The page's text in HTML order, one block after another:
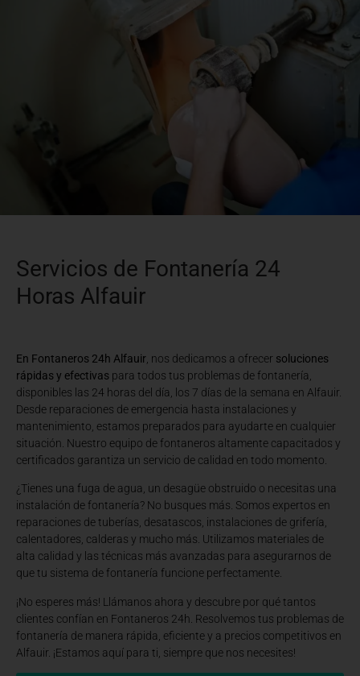
Servicios de Fontanería 24
Horas Alfauir
En Fontaneros 24h Alfauir , nos dedicamos a ofrecer soluciones
rápidas y efectivas para todos tus problemas de fontanería,
disponibles las 24 horas del día, los 7 días de la semana en Alfauir.
Desde reparaciones de emergencia hasta instalaciones y
mantenimiento, estamos preparados para ayudarte en cualquier
situación. Nuestro equipo de fontaneros altamente capacitados y
certificados garantiza un servicio de calidad en todo momento.
¿Tienes una fuga de agua, un desagüe obstruido o necesitas una
instalación de fontanería? No busques más. Somos expertos en
reparaciones de tuberías, desatascos, instalaciones de grifería,
calentadores, calderas y mucho más. Utilizamos materiales de
alta calidad y las técnicas más avanzadas para asegurarnos de
que tu sistema de fontanería funcione perfectamente.
¡No esperes más! Llámanos ahora y descubre por qué tantos
clientes confían en Fontaneros 24h. Resolvemos tus problemas de
fontanería de manera rápida, eficiente y a precios competitivos en
Alfauir. ¡Estamos aquí para ti, siempre que nos necesites!